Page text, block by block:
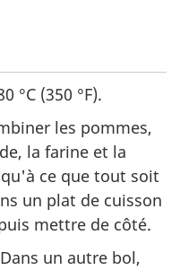
°C (350 °F).
les pommes,
la farine et la
ce que tout soit
un plat de cuisson
mettre de côté.
un autre bol,